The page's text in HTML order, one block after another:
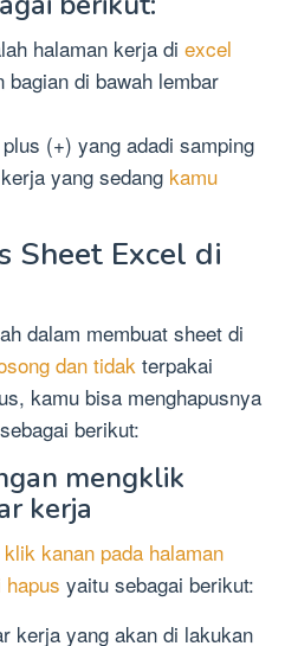
halaman kerja di excel
bagian di bawah lembar
(+) yang adadi samping
yang sedang kamu
Sheet Excel di
dalam membuat sheet di
dan tidak terpakai
kamu bisa menghapusnya
berikut:
mengklik
kerja
kanan pada halaman
yaitu sebagai berikut:
kerja yang akan di lakukan